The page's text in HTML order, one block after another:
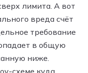
лимита. А вот
вреда счёт
требование
в общую
ниже.
схеме куда